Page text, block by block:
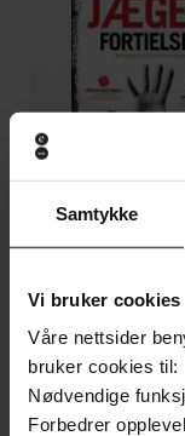
Samtykke
Vi bruker cookies
Våre nettsider
bruker cookies til:
Nødvendige
Forbedrer
Fortielsen
Jørgen
EBOK